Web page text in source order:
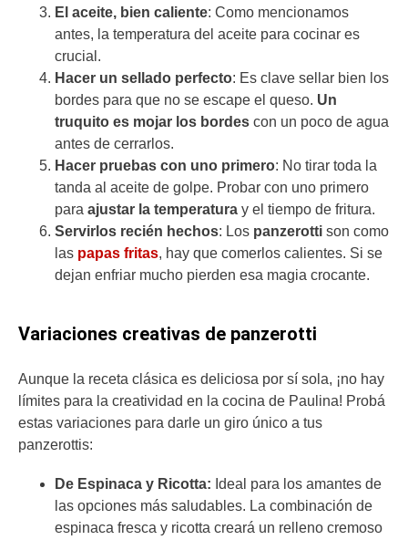
El aceite, bien caliente: Como mencionamos
antes, la temperatura del aceite para cocinar es
crucial.
Hacer un sellado perfecto: Es clave sellar bien los
bordes para que no se escape el queso. Un
truquito es mojar los bordes con un poco de agua
antes de cerrarlos.
Hacer pruebas con uno primero: No tirar toda la
tanda al aceite de golpe. Probar con uno primero
para ajustar la temperatura y el tiempo de fritura.
Servirlos recién hechos: Los panzerotti son como
las papas fritas, hay que comerlos calientes. Si se
dejan enfriar mucho pierden esa magia crocante.
Variaciones creativas de panzerotti
Aunque la receta clásica es deliciosa por sí sola, ¡no hay
límites para la creatividad en la cocina de Paulina! Probá
estas variaciones para darle un giro único a tus
panzerottis:
De Espinaca y Ricotta: Ideal para los amantes de
las opciones más saludables. La combinación de
espinaca fresca y ricotta creará un relleno cremoso